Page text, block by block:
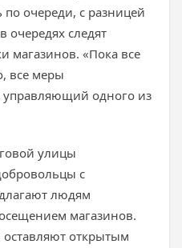
по очереди, с разницей
очередях следят
магазинов. «Пока все
все меры
одного из
улицы
с
людям
магазинов.
открытым